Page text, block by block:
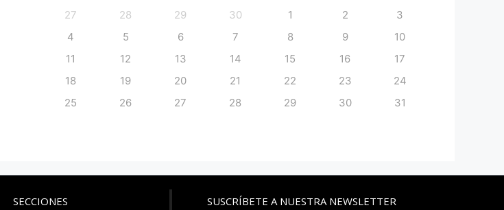
27 28 29 30 1 2
3
4
5 6 7 8 9
10
11
12 13 14 15 16
17
18
19 20 21 22 23
24
25
26 27 28 29 30 31
SECCIONES SUSCRÍBETE A NUESTRA NEWSLETTER